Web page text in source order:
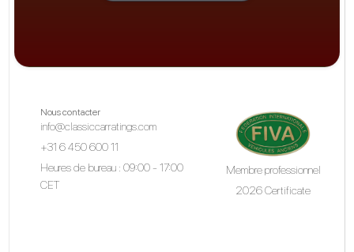
Nous contacter
info@classiccarratings.com
+31 6 450 600 11
Heures de bureau : 09:00 - 17:00
CET
Membre professionnel
2026 Certificate